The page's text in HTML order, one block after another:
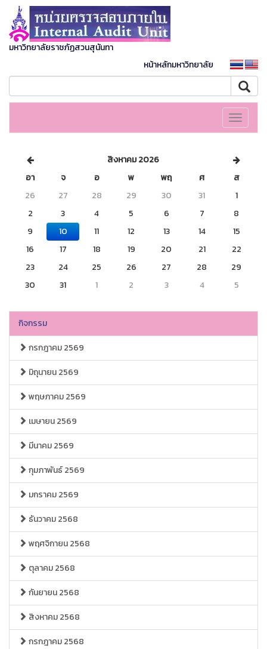
มหาวิทยาลัยราชภัฏสวนสุนันทา
หน้าหลักมหาวิทยาลัย
Toggle
สิงหาคม 2026
อา
จ อ พ พฤ ศ
ส
26
27 28 29 30 31
1
2
3 4 5 6 7
8
9
10 11 12 13 14
15
16
17 18 19 20 21
22
23
24 25 26 27 28
29
30
31 1 2 3 4 5
กิจกรรม
กรกฎาคม 2569
มิถุนายน 2569
พฤษภาคม 2569
เมษายน 2569
มีนาคม 2569
กุมภาพันธ์ 2569
มกราคม 2569
ธันวาคม 2568
พฤศจิกายน 2568
ตุลาคม 2568
กันยายน 2568
สิงหาคม 2568
กรกฎาคม 2568